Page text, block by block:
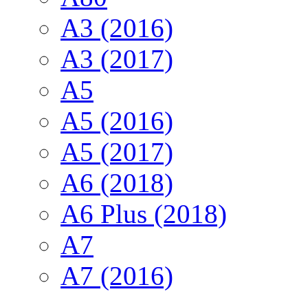
A3 (2016)
A3 (2017)
A5
A5 (2016)
A5 (2017)
A6 (2018)
A6 Plus (2018)
A7
A7 (2016)